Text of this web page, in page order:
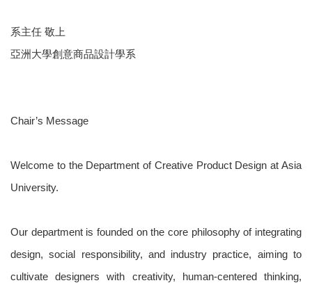
系主任 敬上
亞洲大學創意商品設計學系
Chair’s Message
Welcome to the Department of Creative Product Design at Asia
University.
Our department is founded on the core philosophy of integrating
design, social responsibility, and industry practice, aiming to
cultivate designers with creativity, human-centered thinking,